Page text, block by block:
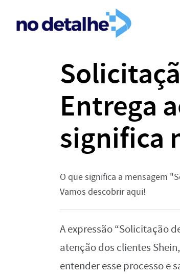
Entrega
significa
O que significa a mensagem
Vamos descobrir aqui!
A expressão “Solicitação
atenção dos clientes
entender esse processo e